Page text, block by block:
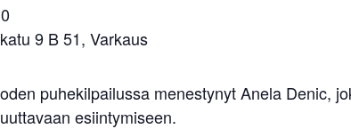
9 B 51, Varkaus
puhekilpailussa menestynyt Anela Denic,
esiintymiseen.